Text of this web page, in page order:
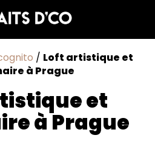
/ Loft artistique et
à Prague
et
à Prague